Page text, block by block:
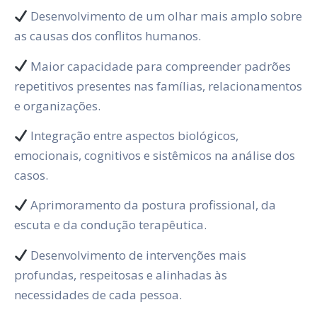
Desenvolvimento de um olhar mais amplo sobre
as causas dos conflitos humanos.
Maior capacidade para compreender padrões
repetitivos presentes nas famílias, relacionamentos
e organizações.
Integração entre aspectos biológicos,
emocionais, cognitivos e sistêmicos na análise dos
casos.
Aprimoramento da postura profissional, da
escuta e da condução terapêutica.
Desenvolvimento de intervenções mais
profundas, respeitosas e alinhadas às
necessidades de cada pessoa.